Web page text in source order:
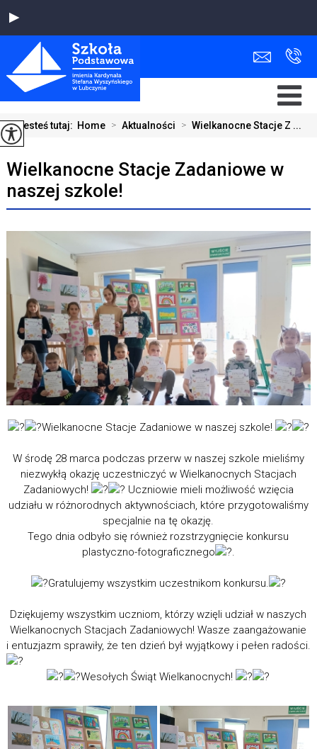
Jesteś tutaj: Home > Aktualności > Wielkanocne Stacje Z ...
Wielkanocne Stacje Zadaniowe w
naszej szkole!
Wielkanocne Stacje Zadaniowe w naszej szkole!
W środę 28 marca podczas przerw w naszej szkole mieliśmy
niezwykłą okazję uczestniczyć w Wielkanocnych Stacjach
Zadaniowych!
Uczniowie mieli możliwość wzięcia
udziału w różnorodnych aktywnościach, które przygotowaliśmy
specjalnie na tę okazję.
Tego dnia odbyło się również rozstrzygnięcie konkursu
plastyczno-fotograficznego
.
Gratulujemy wszystkim uczestnikom konkursu.
Dziękujemy wszystkim uczniom, którzy wzięli udział w naszych
Wielkanocnych Stacjach Zadaniowych! Wasze zaangażowanie
i entuzjazm sprawiły, że ten dzień był wyjątkowy i pełen radości.
Wesołych Świąt Wielkanocnych!